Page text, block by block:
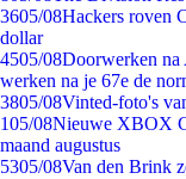
3605/08Hackers roven
dollar
4505/08Doorwerken na
werken na je 67e de
3805/08Vinted-foto's
105/08Nieuwe XBOX
maand augustus
5305/08Van den Brink